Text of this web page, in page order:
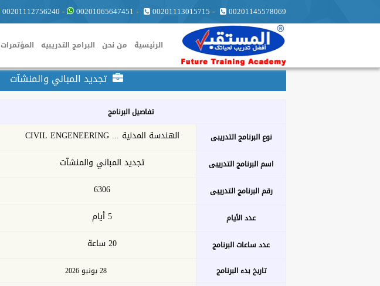
00201145578069
-
00201113015715
-
00201065647451
-
00201112756240
الرئيسية من نحن البرامج التدريبيه المؤتمرات
تجديد المباني والمنشآت
تفاصيل البرنامج
نوع البرنامج التدريبى
الهندسة المدنية ... CIVIL ENGENEERING
اسم البرنامج التدريبى تجديد المباني والمنشآت
رقم البرنامج التدريبى 6306
عدد الأيام 5 أيام
عدد ساعات البرنامج 20 ساعة
تاريخ بدء البرنامج 28 يونيو 2026